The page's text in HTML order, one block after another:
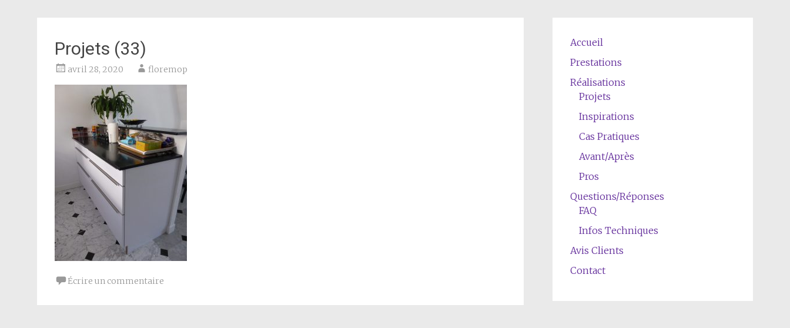
Projets (33)
avril 28, 2020 floremop
Écrire un commentaire
Accueil
Prestations
Réalisations
Projets
Inspirations
Cas Pratiques
Avant/Après
Pros
Questions/Réponses
FAQ
Infos Techniques
Avis Clients
Contact